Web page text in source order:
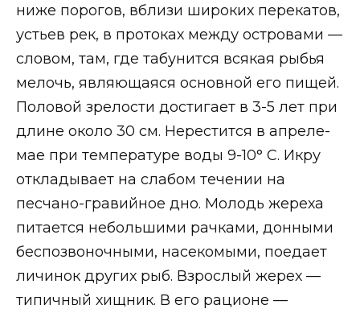
ниже порогов, вблизи широких перекатов,
устьев рек, в протоках между островами —
словом, там, где табунится всякая рыбья
мелочь, являющаяся основной его пищей.
Половой зрелости достигает в 3-5 лет при
длине около 30 см. Нерестится в апреле-
мае при температуре воды 9-10° С. Икру
откладывает на слабом течении на
песчано-гравийное дно. Молодь жереха
питается небольшими рачками, донными
беспозвоночными, насекомыми, поедает
личинок других рыб. Взрослый жерех —
типичный хищник. В его рационе —